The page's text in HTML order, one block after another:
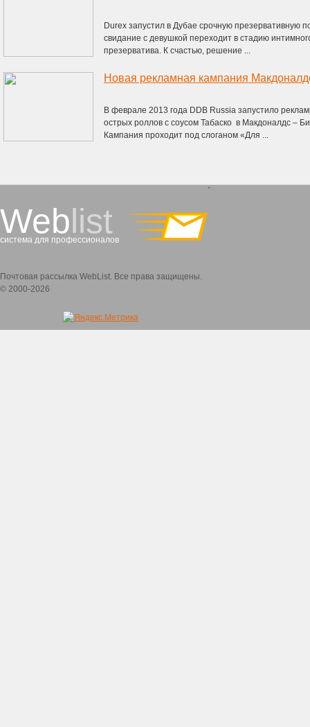
Durex запустил в Дубае срочную презервативную
свидание с девушкой переходит в стадию
презерватива. К счастью, решение ...
Новая рекламная кампания
В феврале 2013 года DDB Russia запустило
острых роллов с соусом Табаско в Макдоналдс –
Кампания проходит под слоганом «Для ...
Weblist
система для профессионалов
`
Почтовая рассылка WebList. Все права защищены.
© 2000-2026